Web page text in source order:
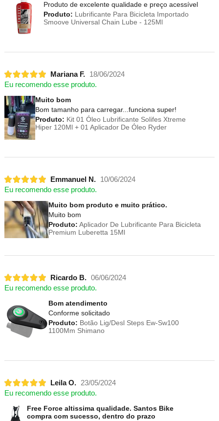
Produto de excelente qualidade e preço acessível
Produto: Lubrificante Para Bicicleta Importado
Smoove Universal Chain Lube - 125Ml
Mariana F.
18/06/2024
Eu recomendo esse produto.
Muito bom
Bom tamanho para carregar...funciona super!
Produto: Kit 01 Óleo Lubrificante Solifes Xtreme
Hiper 120Ml + 01 Aplicador De Óleo Ryder
Emmanuel N.
10/06/2024
Eu recomendo esse produto.
Muito bom produto e muito prático.
Muito bom
Produto: Aplicador De Lubrificante Para Bicicleta
Premium Luberetta 15Ml
Ricardo B. 06/06/2024
Eu recomendo esse produto.
Bom atendimento
Conforme solicitado
Produto: Botão Lig/Desl Steps Ew-Sw100
1100Mm Shimano
Leila O.
23/05/2024
Eu recomendo esse produto.
Free Force altissima qualidade. Santos Bike
compra com sucesso, dentro do prazo